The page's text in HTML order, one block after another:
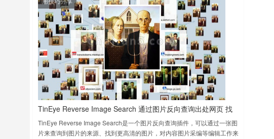
TinEye Reverse Image Search 通过图片反向查询出处网页 找
更高清的图
TinEye Reverse Image Search是一个图片反向查询插件，可以通过一张图
片来查询到图片的来源、找到更高清的图片，对内容图片采编等编辑工作来